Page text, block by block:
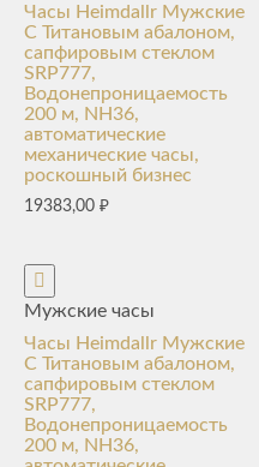
Часы Heimdallr Мужские
С Титановым абалоном,
сапфировым стеклом
SRP777,
Водонепроницаемость
200 м, NH36,
автоматические
механические часы,
роскошный бизнес
19383,00 ₽
Мужские часы
Часы Heimdallr Мужские
С Титановым абалоном,
сапфировым стеклом
SRP777,
Водонепроницаемость
200 м, NH36,